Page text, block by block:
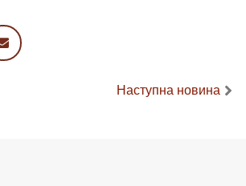
Наступна новина